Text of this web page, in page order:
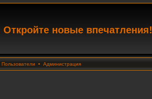
новые впечатления!
Пользователи • Администрация